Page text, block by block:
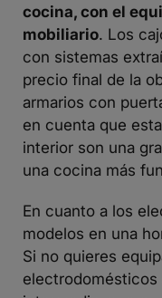
cocina, con el
mobiliario. Los
con sistemas
precio final de la
armarios con
en cuenta que
interior son una
una cocina más
En cuanto a los
modelos en una
Si no quieres
electrodomésticos